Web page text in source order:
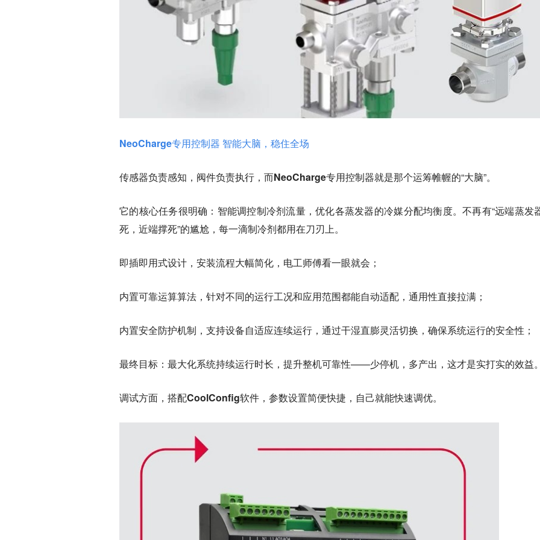
NeoCharge专用控制器 智能大脑，稳住全场
传感器负责感知，阀件负责执行，而NeoCharge专用控制器就是那个运筹帷幄的“大脑”。
它的核心任务很明确： 智能调控制冷剂流量，优化各蒸发器的冷媒分配均衡度。不再有“远端蒸发
死，近端撑死”的尴尬，每一滴制冷剂都用在刀刃上。
即插即用式设计 ，安装流程大幅简化，电工师傅看一眼就会；
内置可靠运算算法 ，针对不同的运行工况和应用范围都能自动适配， 通用性直接拉满 ；
内置安全防护机制 ，支持设备自适应连续运行，通过干湿直膨灵活切换，确保系统运行的安全性；
最终目标： 最大化系统持续运行时长，提升整机可靠性——少停机，多产出，这才是实打实的效益
调试方面，搭配CoolConfig软件 ，参数设置简便快捷，自己就能快速调优。